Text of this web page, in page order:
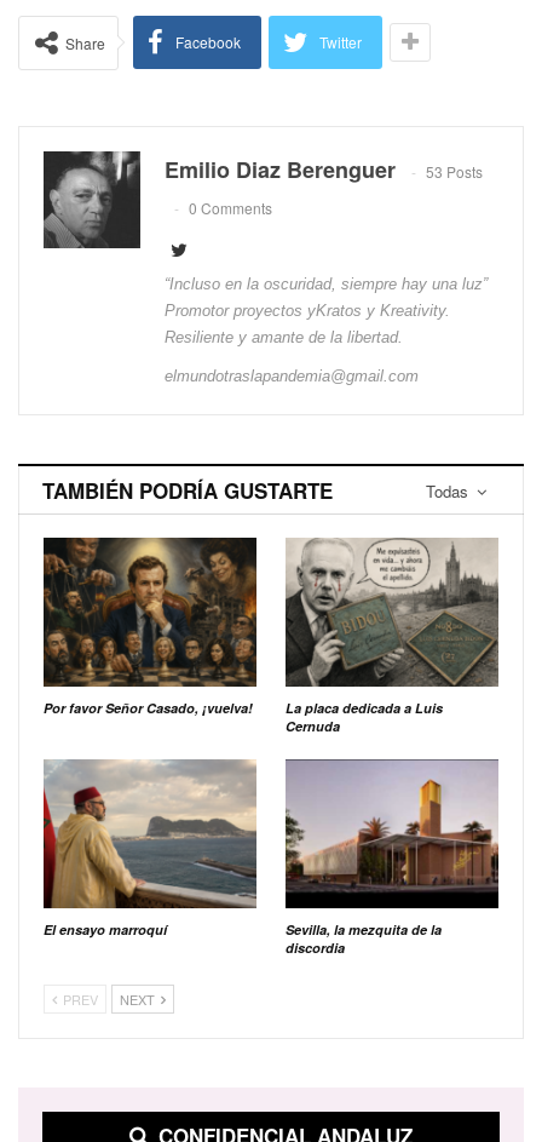
Share Facebook Twitter
Emilio Diaz Berenguer
53 Posts
0 Comments
“Incluso en la oscuridad, siempre hay una luz”
Promotor proyectos yKratos y Kreativity.
Resiliente y amante de la libertad.
elmundotraslapandemia@gmail.com
Todas
TAMBIÉN PODRÍA GUSTARTE
Por favor Señor Casado, ¡vuelva!
La placa dedicada a Luis
Cernuda
El ensayo marroquí
Sevilla, la mezquita de la
discordia
PREV NEXT
CONFIDENCIAL ANDALUZ